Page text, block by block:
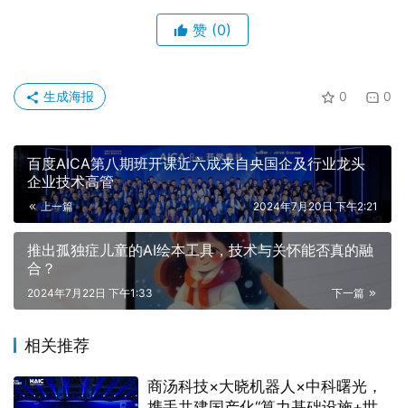
赞 (0)
0 0
生成海报
百度AICA第八期班开课近六成来自央国企及行业龙头
企业技术高管
上一篇 2024年7月20日 下午2:21
推出孤独症儿童的AI绘本工具，技术与关怀能否真的融
合？
下一篇
2024年7月22日 下午1:33
相关推荐
商汤科技×大晓机器人×中科曙光，